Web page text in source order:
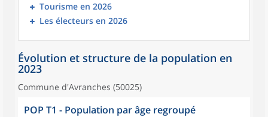
Tourisme en 2026
Les électeurs en 2026
Évolution et structure de la population en
2023
Commune d'Avranches (50025)
POP T1 - Population par âge regroupé